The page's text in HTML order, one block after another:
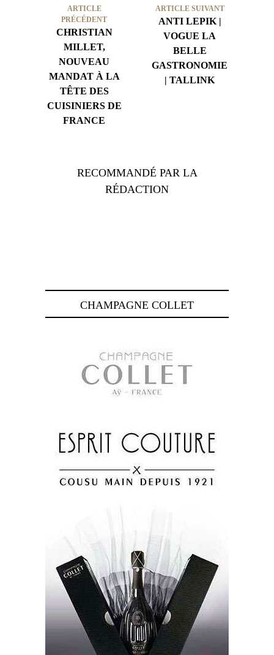
ARTICLE
PRÉCÉDENT
CHRISTIAN
MILLET,
NOUVEAU
MANDAT À LA
TÊTE DES
CUISINIERS DE
FRANCE
ARTICLE SUIVANT
ANTI LEPIK |
VOGUE LA
BELLE
GASTRONOMIE
| TALLINK
RECOMMANDÉ PAR LA
RÉDACTION
CHAMPAGNE COLLET